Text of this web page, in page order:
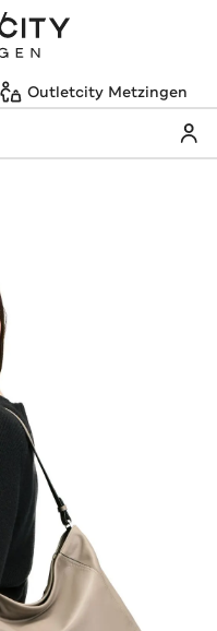
Outletcity Metzingen